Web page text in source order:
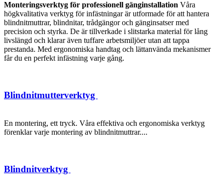
Monteringsverktyg för professionell gänginstallation Våra
högkvalitativa verktyg för infästningar är utformade för att hantera
blindnitmuttrar, blindnitar, trådgängor och gänginsatser med
precision och styrka. De är tillverkade i slitstarka material för lång
livslängd och klarar även tuffare arbetsmiljöer utan att tappa
prestanda. Med ergonomiska handtag och lättanvända mekanismer
får du en perfekt infästning varje gång.
Blindnitmutterverktyg
En montering, ett tryck. Våra effektiva och ergonomiska verktyg
förenklar varje montering av blindnitmuttrar....
Blindnitverktyg